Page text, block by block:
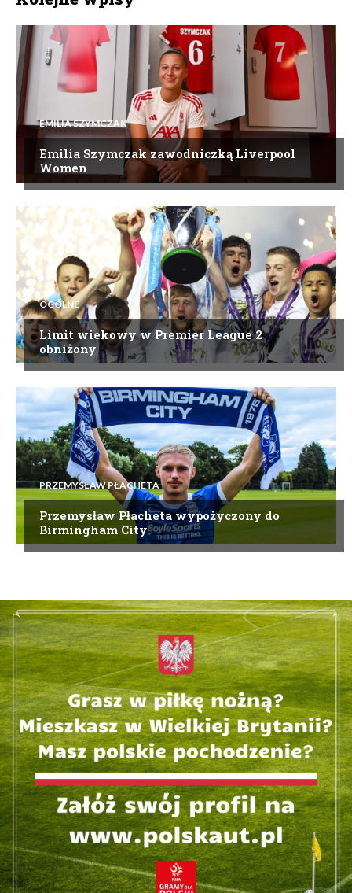
EMILIA SZYMCZAK
Emilia Szymczak zawodniczką Liverpool
Women
OGÓLNE
Limit wiekowy w Premier League 2
obniżony
PRZEMYSŁAW PŁACHETA
Przemysław Płacheta wypożyczony do
Birmingham City